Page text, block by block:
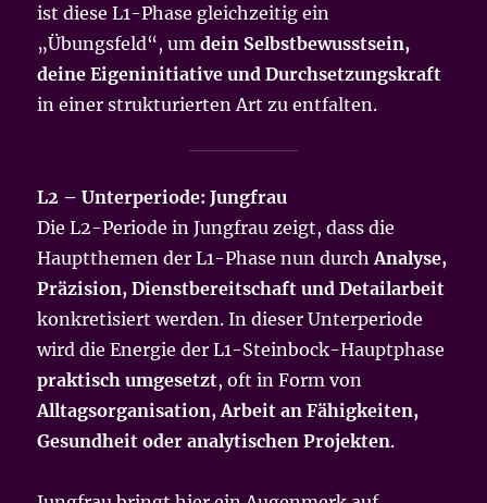
ist diese L1-Phase gleichzeitig ein
„Übungsfeld“, umdein Selbstbewusstsein,
deine Eigeninitiative und Durchsetzungskraft
in einer strukturierten Art zu entfalten.
L2 – Unterperiode: Jungfrau
Die L2-Periode in Jungfrau zeigt, dass die
Hauptthemen der L1-Phase nun durchAnalyse,
Präzision, Dienstbereitschaft und Detailarbeit
konkretisiert werden. In dieser Unterperiode
wird die Energie der L1-Steinbock-Hauptphase
praktisch umgesetzt, oft in Form von
Alltagsorganisation, Arbeit an Fähigkeiten,
Gesundheit oder analytischen Projekten.